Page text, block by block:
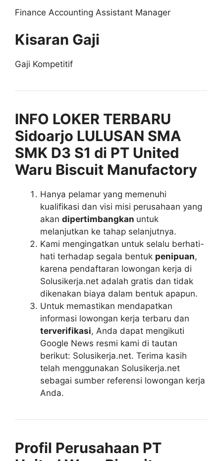
Finance Accounting Assistant Manager
Kisaran Gaji
Gaji Kompetitif
INFO LOKER TERBARU
Sidoarjo LULUSAN SMA
SMK D3 S1 di PT United
Waru Biscuit Manufactory
Hanya pelamar yang memenuhi
kualifikasi dan visi misi perusahaan yang
akan dipertimbangkan untuk
melanjutkan ke tahap selanjutnya.
Kami mengingatkan untuk selalu berhati-
hati terhadap segala bentuk penipuan,
karena pendaftaran lowongan kerja di
Solusikerja.net adalah gratis dan tidak
dikenakan biaya dalam bentuk apapun.
Untuk memastikan mendapatkan
informasi lowongan kerja terbaru dan
terverifikasi, Anda dapat mengikuti
Google News resmi kami di tautan
berikut: Solusikerja.net. Terima kasih
telah menggunakan Solusikerja.net
sebagai sumber referensi lowongan kerja
Anda.
Profil Perusahaan PT